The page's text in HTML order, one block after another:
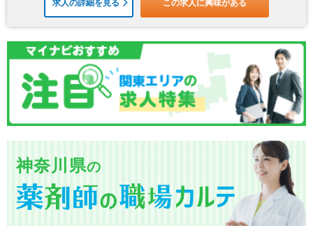
求人の詳細を見る この求人に興味がある
神奈川県の